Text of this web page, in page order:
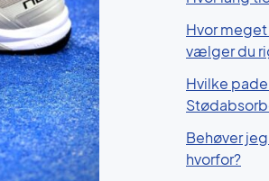
Hvor
vælger du
Hvilke
Behøver
hvorfor?